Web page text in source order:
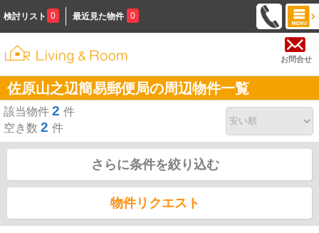
検討リスト 0 最近見た物件 0
お問合せ
佐原山之辺簡易郵便局の周辺物件一覧
該当物件 2 件
空き数 2 件
さらに条件を絞り込む
物件リクエスト